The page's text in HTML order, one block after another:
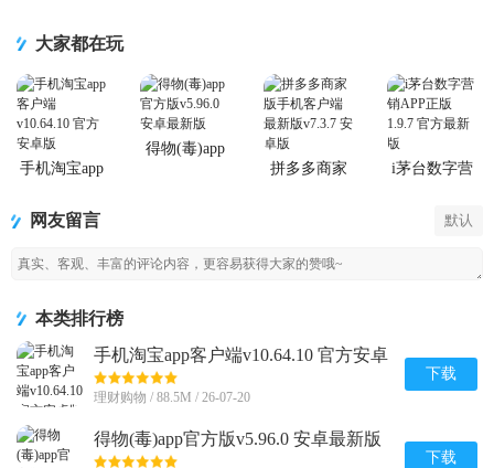
大家都在玩
手机淘宝app
得物(毒)app
拼多多商家
i茅台数字营
网友留言 默认
本类排行榜
手机淘宝app客户端v10.64.10 官方安卓
版
理财购物 / 88.5M / 26-07-20
下载
得物(毒)app官方版v5.96.0 安卓最新版
下载